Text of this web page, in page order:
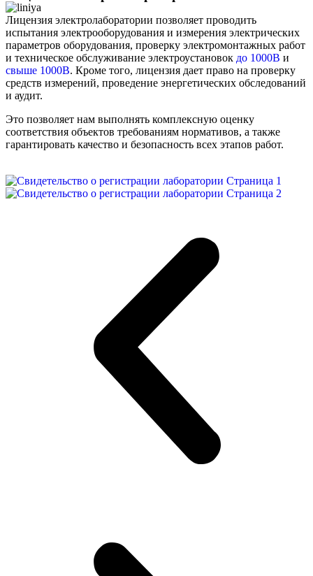
Лицензия электролаборатории позволяет проводить
испытания электрооборудования и измерения электрических
параметров оборудования, проверку электромонтажных работ
и техническое обслуживание электроустановок до 1000В и
свыше 1000В. Кроме того, лицензия дает право на проверку
средств измерений, проведение энергетических обследований
и аудит.
Это позволяет нам выполнять комплексную оценку
соответствия объектов требованиям нормативов, а также
гарантировать качество и безопасность всех этапов работ.